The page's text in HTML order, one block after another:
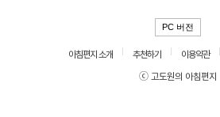
PC 버전
아침편지 소개 추천하기 이용약관
ⓒ 고도원의 아침편지